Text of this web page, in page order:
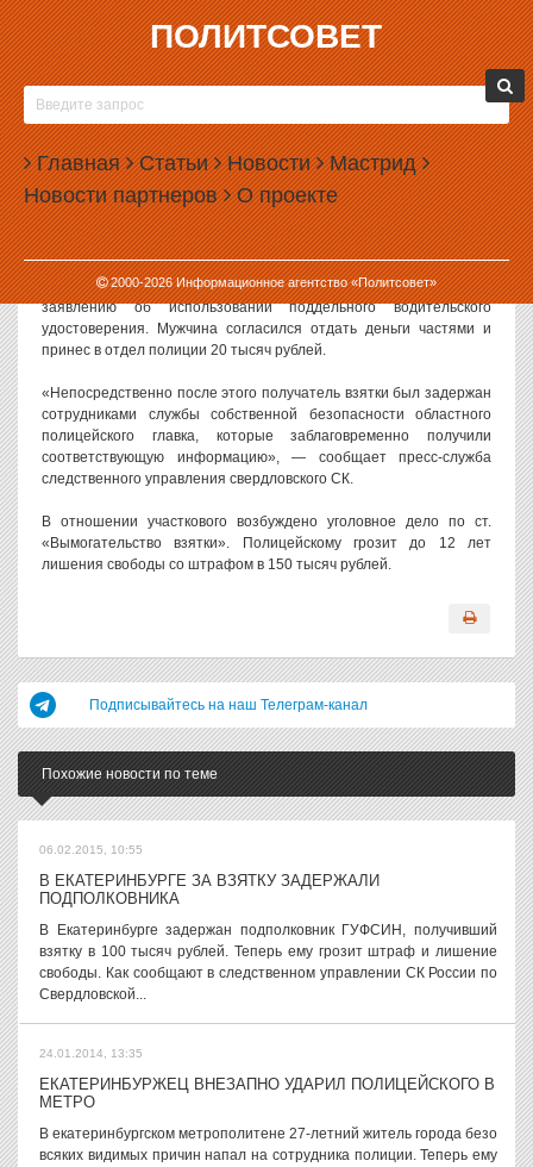
ПОЛИТСОВЕТ
Главная Статьи Новости Мастрид
Новости партнеров О проекте
2000-2026Информационное агентство «Политсовет»
13.03.2015, 14:33
ЕКАТЕРИНБУРГСКИЙ УЧАСТКОВЫЙ ВЫМОГАЛ
ВЗЯТКУ ЗА БЕЗДЕЙСТВИЕ
В Екатеринбурге задержали участкового, который вымогал взятку
за свое бездействие. Полицейскому грозит до 12 лет лишения
свободы.
По версии следствия, в январе 2015 года участковый потребовал
с мужчины 25 тысяч рублей за прекращение проверки по
заявлению об использовании поддельного водительского
удостоверения. Мужчина согласился отдать деньги частями и
принес в отдел полиции 20 тысяч рублей.
«Непосредственно после этого получатель взятки был задержан
сотрудниками службы собственной безопасности областного
полицейского главка, которые заблаговременно получили
соответствующую информацию», — сообщает пресс-служба
следственного управления свердловского СК.
В отношении участкового возбуждено уголовное дело по ст.
«Вымогательство взятки». Полицейскому грозит до 12 лет
лишения свободы со штрафом в 150 тысяч рублей.
Подписывайтесь на наш Телеграм-канал
Похожие новости по теме
06.02.2015, 10:55
В ЕКАТЕРИНБУРГЕ ЗА ВЗЯТКУ ЗАДЕРЖАЛИ
ПОДПОЛКОВНИКА
В Екатеринбурге задержан подполковник ГУФСИН, получивший
взятку в 100 тысяч рублей. Теперь ему грозит штраф и лишение
свободы. Как сообщают в следственном управлении СК России по
Свердловской...
24.01.2014, 13:35
ЕКАТЕРИНБУРЖЕЦ ВНЕЗАПНО УДАРИЛ ПОЛИЦЕЙСКОГО В
МЕТРО
В екатеринбургском метрополитене 27-летний житель города безо
всяких видимых причин напал на сотрудника полиции. Теперь ему